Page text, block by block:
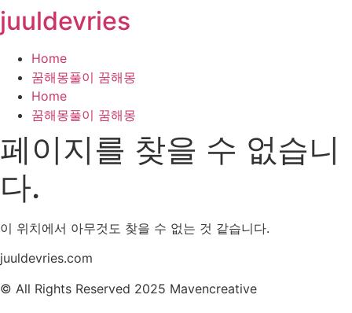
콘
텐
기
juuldevries
Home
꿈해몽풀이 꿈해몽
Home
꿈해몽풀이 꿈해몽
페이지를 찾을 수 없습니
다.
이 위치에서 아무것도 찾을 수 없는 것 같습니다.
juuldevries.com
© All Rights Reserved 2025 Mavencreative